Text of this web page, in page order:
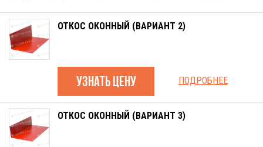
ОТКОС ОКОННЫЙ (ВАРИАНТ 2)
узнать цену ПОДРОБНЕЕ
ОТКОС ОКОННЫЙ (ВАРИАНТ 3)